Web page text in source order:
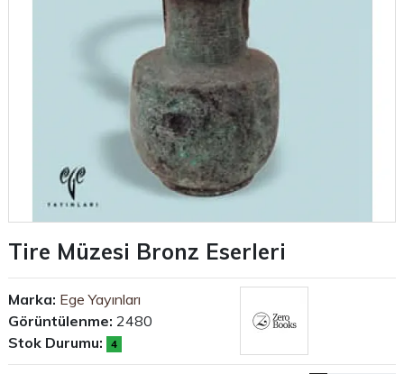
Tire Müzesi Bronz Eserleri
Marka: Ege Yayınları
Görüntülenme: 2480
Stok Durumu:
4